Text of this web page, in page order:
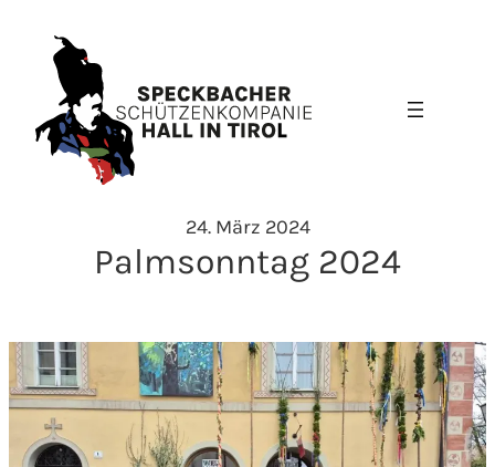
Inhalt
springen
24. März 2024
Palmsonntag 2024